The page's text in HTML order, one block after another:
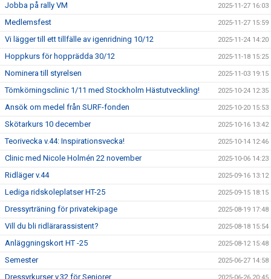
Jobba på rally VM 2025-11-27 16:03
Medlemsfest 2025-11-27 15:59
Vi lägger till ett tillfälle av igenridning 10/12 2025-11-24 14:20
Hoppkurs för hopprädda 30/12 2025-11-18 15:25
Nominera till styrelsen 2025-11-03 19:15
Tömkörningsclinic 1/11 med Stockholm Hästutveckling! 2025-10-24 12:35
Ansök om medel från SURF-fonden 2025-10-20 15:53
Skötarkurs 10 december 2025-10-16 13:42
Teorivecka v.44: Inspirationsvecka! 2025-10-14 12:46
Clinic med Nicole Holmén 22 november 2025-10-06 14:23
Ridläger v.44 2025-09-16 13:12
Lediga ridskoleplatser HT-25 2025-09-15 18:15
Dressyrträning för privatekipage 2025-08-19 17:48
Vill du bli ridlärarassistent? 2025-08-18 15:54
Anläggningskort HT -25 2025-08-12 15:48
Semester 2025-06-27 14:58
Dressyrkurser v.32 för Seniorer